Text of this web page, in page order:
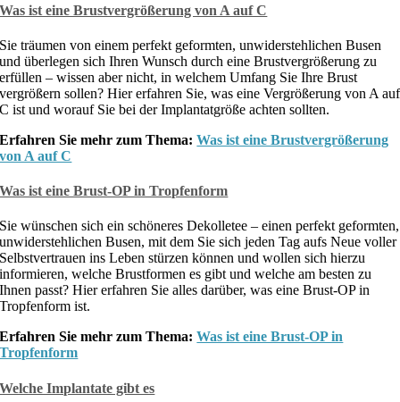
Was ist eine Brustvergrößerung von A auf C
Sie träumen von einem perfekt geformten, unwiderstehlichen Busen
und überlegen sich Ihren Wunsch durch eine Brustvergrößerung zu
erfüllen – wissen aber nicht, in welchem Umfang Sie Ihre Brust
vergrößern sollen? Hier erfahren Sie, was eine Vergrößerung von A auf
C ist und worauf Sie bei der Implantatgröße achten sollten.
Erfahren Sie mehr zum Thema:Was ist eine Brustvergrößerung
von A auf C
Was ist eine Brust-OP in Tropfenform
Sie wünschen sich ein schöneres Dekolletee – einen perfekt geformten,
unwiderstehlichen Busen, mit dem Sie sich jeden Tag aufs Neue voller
Selbstvertrauen ins Leben stürzen können und wollen sich hierzu
informieren, welche Brustformen es gibt und welche am besten zu
Ihnen passt? Hier erfahren Sie alles darüber, was eine Brust-OP in
Tropfenform ist.
Erfahren Sie mehr zum Thema:Was ist eine Brust-OP in
Tropfenform
Welche Implantate gibt es